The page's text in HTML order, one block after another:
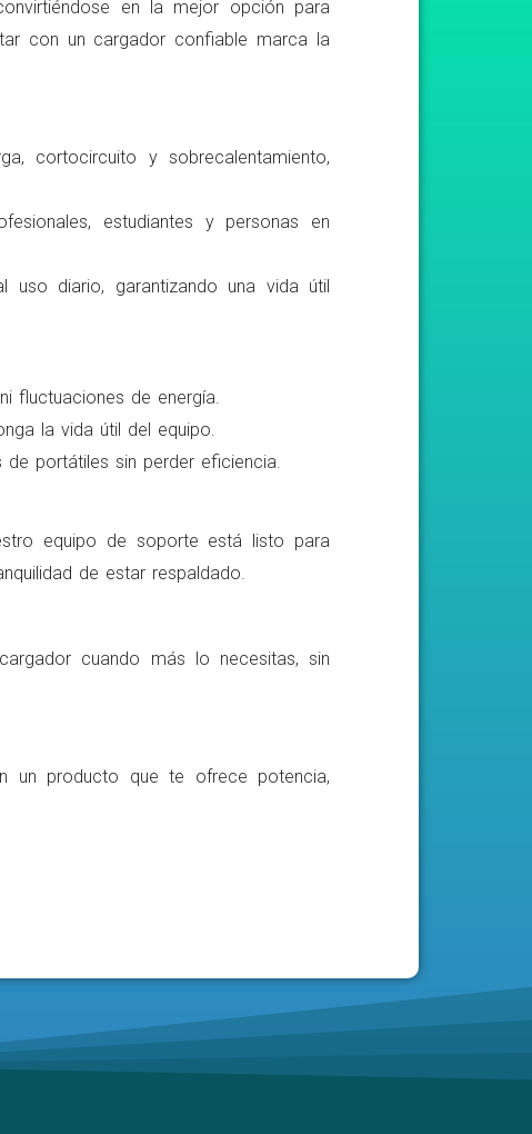
en la mejor opción para
con un cargador confiable marca la
cortocircuito y sobrecalentamiento,
estudiantes y personas en
uso diario, garantizando una vida útil
fluctuaciones de energía.
la vida útil del equipo.
de portátiles sin perder eficiencia.
equipo de soporte está listo para
de estar respaldado.
cuando más lo necesitas, sin
un producto que te ofrece potencia,